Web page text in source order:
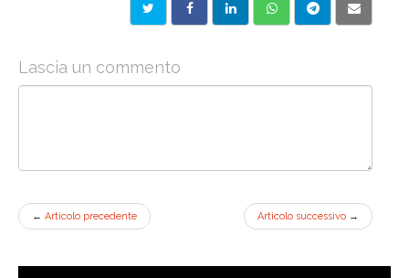
Lascia un commento
← Articolo precedente Articolo successivo →